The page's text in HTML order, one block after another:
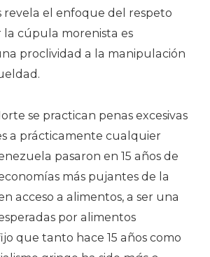
revela el enfoque del respeto
cúpula morenista es
proclividad a la manipulación
se practican penas excesivas
a prácticamente cualquier
pasaron en 15 años de
más pujantes de la
acceso a alimentos, a ser una
por alimentos
que tanto hace 15 años como